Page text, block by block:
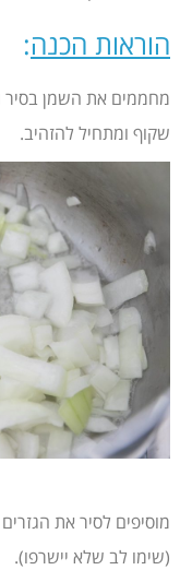
הוראות הכנה:
שקוף ומתחיל להזהיב.
(שימו לב שלא יישרפו).